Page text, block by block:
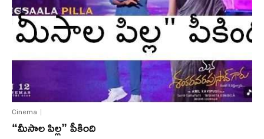
Cinema
“మీసాల పిల్ల” పీకింది